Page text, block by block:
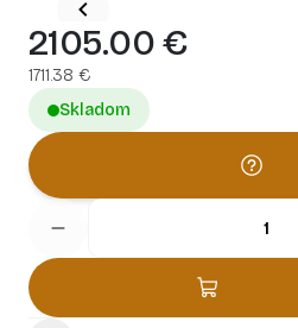
2105.00 €
1711.38 €
Skladom